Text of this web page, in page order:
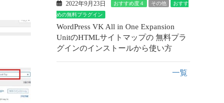
2022年9月23日 おすすめ度４ その他
おすす
めの無料プラグイン
WordPress VK All in One Expansion
UnitのHTMLサイトマップの 無料プラ
グインのインストールから使い方
一覧